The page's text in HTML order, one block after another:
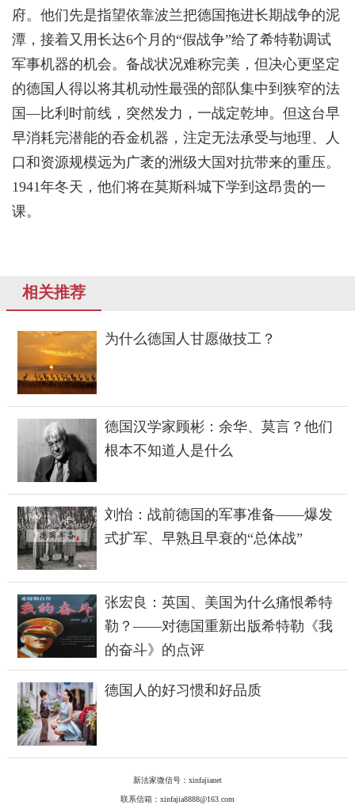
府。他们先是指望依靠波兰把德国拖进长期战争的泥
潭，接着又用长达6个月的“假战争”给了希特勒调试
军事机器的机会。备战状况难称完美，但决心更坚定
的德国人得以将其机动性最强的部队集中到狭窄的法
国—比利时前线，突然发力，一战定乾坤。但这台早
早消耗完潜能的吞金机器，注定无法承受与地理、人
口和资源规模远为广袤的洲级大国对抗带来的重压。
1941年冬天，他们将在莫斯科城下学到这昂贵的一
课。
相关推荐
为什么德国人甘愿做技工？
德国汉学家顾彬：余华、莫言？他们
根本不知道人是什么
刘怡：战前德国的军事准备——爆发
式扩军、早熟且早衰的“总体战”
张宏良：英国、美国为什么痛恨希特
勒？——对德国重新出版希特勒《我
的奋斗》的点评
德国人的好习惯和好品质
新法家微信号：xinfajianet
联系信箱：xinfajia8888@163.com